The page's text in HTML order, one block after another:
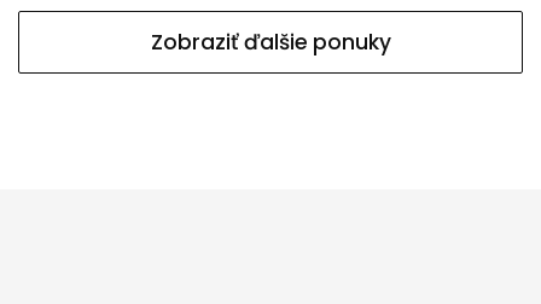
Zobraziť ďalšie ponuky